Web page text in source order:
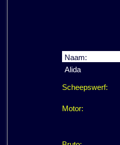
Naam:
Alida
Scheepswerf:
Motor: